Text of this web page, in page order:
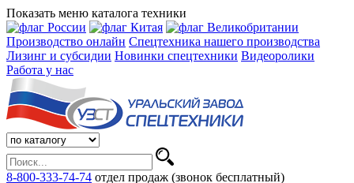
Показать меню каталога техники
Производство онлайн Спецтехника нашего производства
Лизинг и субсидии Новинки спецтехники Видеоролики
Работа у нас
8-800-333-74-74 отдел продаж (звонок бесплатный)